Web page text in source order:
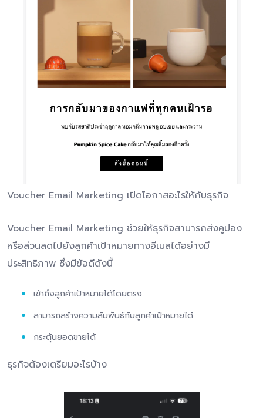
Voucher Email Marketing เปิดโอกาสอะไรให้กับธุรกิจ
Voucher Email Marketing ช่วยให้ธุรกิจสามารถส่งคูปอง
หรือส่วนลดไปยังลูกค้าเป้าหมายทางอีเมลได้อย่างมี
ประสิทธิภาพ ซึ่งมีข้อดีดังนี้
เข้าถึงลูกค้าเป้าหมายได้โดยตรง
สามารถสร้างความสัมพันธ์กับลูกค้าเป้าหมายได้
กระตุ้นยอดขายได้
ธุรกิจต้องเตรียมอะไรบ้าง